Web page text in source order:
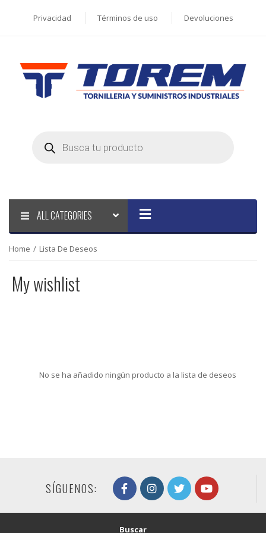
Privacidad Términos de uso Devoluciones
search
ALL CATEGORIES
Home / Lista De Deseos
My wishlist
No se ha añadido ningún producto a la lista de deseos
SÍGUENOS:
Buscar